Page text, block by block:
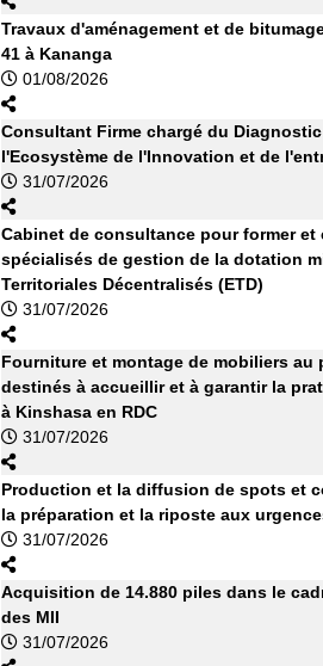
Travaux d'aménagement et de
41 à Kananga
01/08/2026
Consultant Firme chargé du
l'Ecosystème de l'Innovation et de
31/07/2026
Cabinet de consultance pour former et
spécialisés de gestion de la dotation
Territoriales Décentralisés (ETD)
31/07/2026
Fourniture et montage de mobiliers
destinés à accueillir et à garantir la
à Kinshasa en RDC
31/07/2026
Production et la diffusion de spots et
la préparation et la riposte aux
31/07/2026
Acquisition de 14.880 piles dans le
des MII
31/07/2026